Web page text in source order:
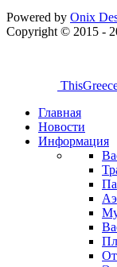
Powered by Onix
Copyright © 2015 -
Главная
Новости
Информация